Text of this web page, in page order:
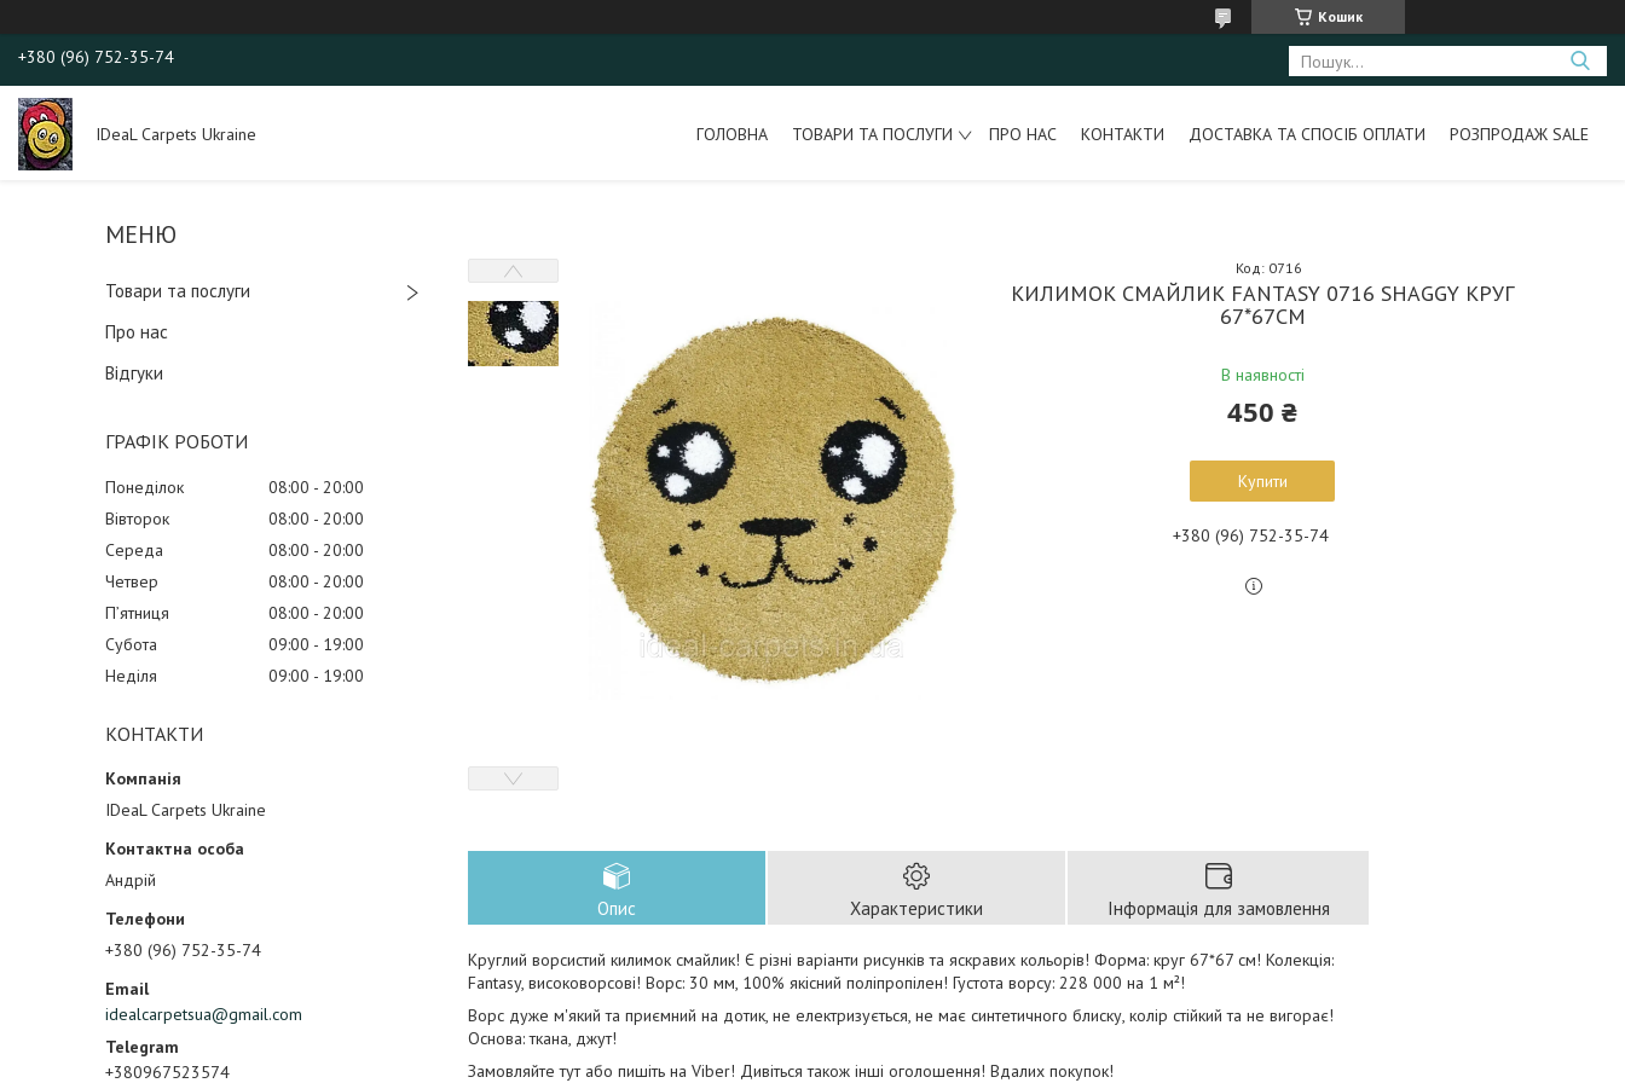
Кошик
+380 (96) 752-35-74
IDeaL Carpets Ukraine ГОЛОВНА ТОВАРИ ТА ПОСЛУГИ ПРО НАС КОНТАКТИ ДОСТАВКА ТА СПОСІБ ОПЛАТИ РОЗПРОДАЖ SALE
Товари та послуги
Про нас
Відгуки
ГРАФІК РОБОТИ
Понеділок 08:00
20:00
Вівторок
08:00
20:00
Середа
08:00
20:00
Четвер
08:00
20:00
Пʼятниця
08:00
20:00
Субота
09:00
19:00
Неділя
09:00 19:00
КОНТАКТИ
IDeaL Carpets Ukraine
Андрій
+380 (96) 752-35-74
idealcarpetsua@gmail.com
+380967523574
КИЛИМОК СМАЙЛИК FANTASY 0716 SHAGGY КРУГ
67*67СМ
В наявності
Код: 0716
450 ₴
Купити
+380 (96) 752-35-74
Опис Характеристики Інформація для замовлення
Круглий ворсистий килимок смайлик! Є різні варіанти рисунків та яскравих кольорів! Форма: круг 67*67 см! Колекція:
Fantasy, високоворсові! Ворс: 30 мм, 100% якісний поліпропілен! Густота ворсу: 228 000 на 1 м²!
Ворс дуже м'який та приємний на дотик, не електризується, не має синтетичного блиску, колір стійкий та не вигорає!
Основа: ткана, джут!
Замовляйте тут або пишіть на Viber! Дивіться також інші оголошення! Вдалих покупок!